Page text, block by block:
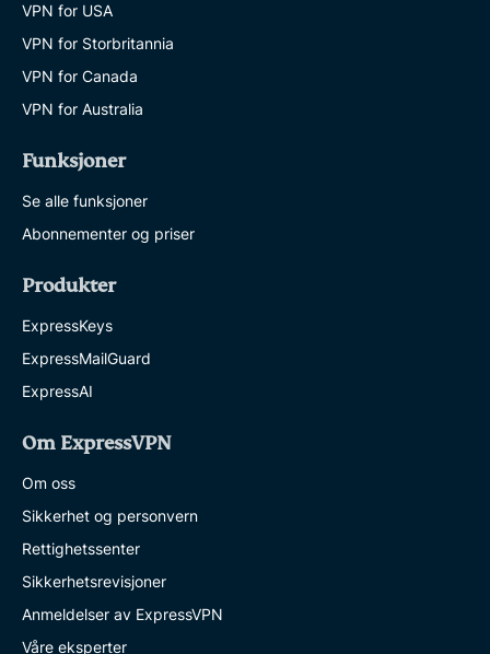
VPN for USA
VPN for Storbritannia
VPN for Canada
VPN for Australia
Funksjoner
Se alle funksjoner
Abonnementer og priser
Produkter
ExpressKeys
ExpressMailGuard
ExpressAI
Om ExpressVPN
Om oss
Sikkerhet og personvern
Rettighetssenter
Sikkerhetsrevisjoner
Anmeldelser av ExpressVPN
Våre eksperter